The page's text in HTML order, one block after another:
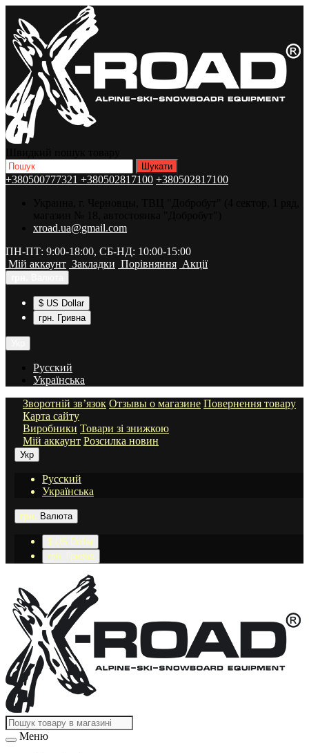
+380500777321 +380502817100 +380502817100
xroad.ua@gmail.com
ПН-ПТ: 9:00-18:00, СБ-НД: 10:00-15:00
Мій аккаунт Закладки Порівняння Акції
$ US Dollar
грн. Гривна
Русский
Українська
Зворотній зв’язок Отзывы о магазине Повернення товару
Карта сайту
Виробники Товари зі знижкою
Мій аккаунт Розсилка новин
Укр
Русский
Українська
грн. Валюта
$ US Dollar
грн. Гривна
Меню